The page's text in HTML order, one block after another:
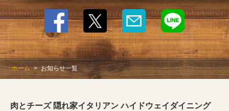
ホーム お知らせ一覧
肉とチーズ 隠れ家イタリアン ハイドウェイダイニング